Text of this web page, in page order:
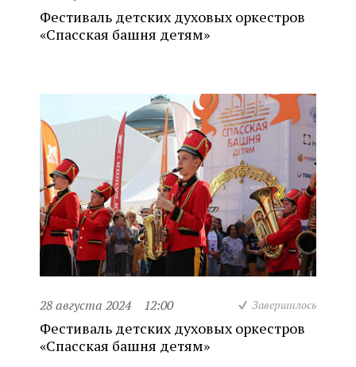
Фестиваль детских духовых оркестров
«Спасская башня детям»
28 августа 2024 12:00 Завершилось
Фестиваль детских духовых оркестров
«Спасская башня детям»